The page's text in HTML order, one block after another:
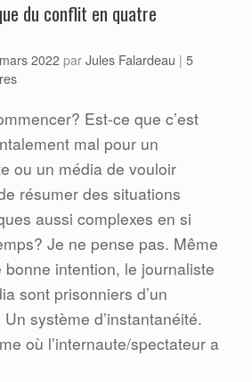
du conflit en quatre
2022 par Jules Falardeau | 5
Est-ce que c’est
mal pour un
ou un média de vouloir
résumer des situations
aussi complexes en si
Je ne pense pas. Même
bonne intention, le journaliste
sont prisonniers d’un
système d’instantanéité.
où l’internaute/spectateur a